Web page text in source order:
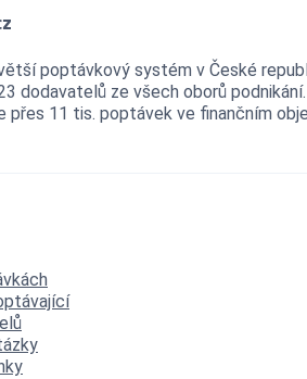
poptávkový systém v České
dodavatelů ze všech oborů podnikání.
přes 11 tis. poptávek ve finančním